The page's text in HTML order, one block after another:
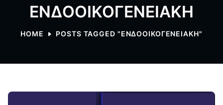
ΕΝΔΟΟΙΚΟΓΕΝΕΙΑΚΗ
HOME POSTS TAGGED "ΕΝΔΟΟΙΚΟΓΕΝΕΙΑΚΗ"